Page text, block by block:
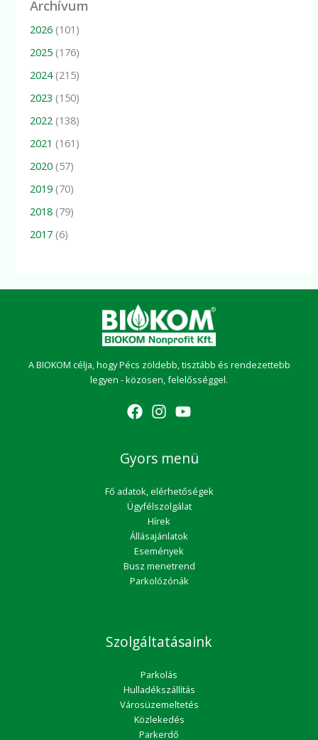
Archívum
2026 (101)
2025 (176)
2024(215)
2023 (150)
2022 (138)
2021 (161)
2020 (57)
2019 (70)
2018 (79)
2017 (6)
A BIOKOM célja, hogy Pécs zöldebb, tisztább és rendezettebb
legyen - közösen, felelősséggel.
Gyors menü
Fő adatok, elérhetőségek
Ügyfélszolgálat
Hírek
Állásajánlatok
Események
Busz menetrend
Parkolózónák
Szolgáltatásaink
Parkolás
Hulladékszállítás
Városüzemeltetés
Közlekedés
Parkerdő